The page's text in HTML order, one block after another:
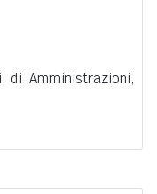
di Amministrazioni,